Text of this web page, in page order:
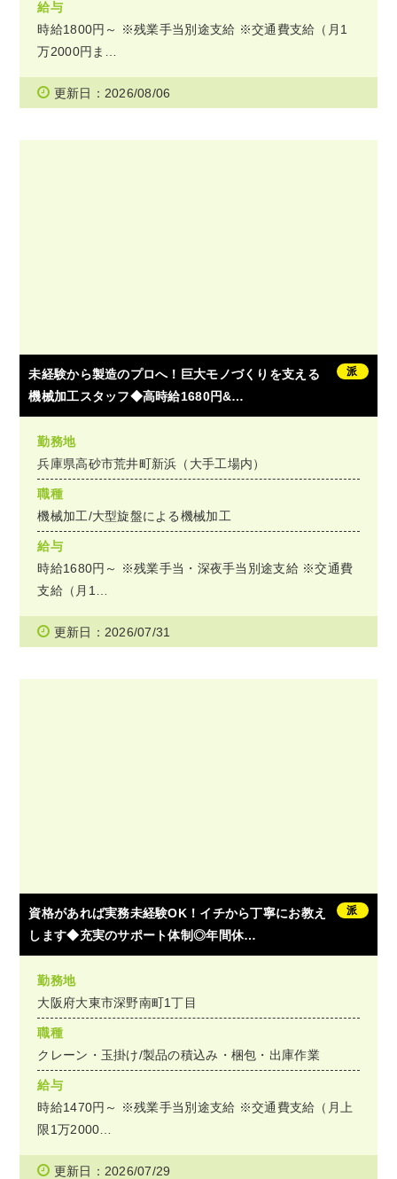
給与
時給1800円～ ※残業手当別途支給 ※交通費支給（月1
万2000円ま…
更新日：2026/08/06
未経験から製造のプロへ！巨大モノづくりを支える
機械加工スタッフ◆高時給1680円&…
派
勤務地
兵庫県高砂市荒井町新浜（大手工場内）
職種
機械加工/大型旋盤による機械加工
給与
時給1680円～ ※残業手当・深夜手当別途支給 ※交通費
支給（月1…
更新日：2026/07/31
資格があれば実務未経験OK！イチから丁寧にお教え
します◆充実のサポート体制◎年間休…
派
勤務地
大阪府大東市深野南町1丁目
職種
クレーン・玉掛け/製品の積込み・梱包・出庫作業
給与
時給1470円～ ※残業手当別途支給 ※交通費支給（月上
限1万2000…
更新日：2026/07/29